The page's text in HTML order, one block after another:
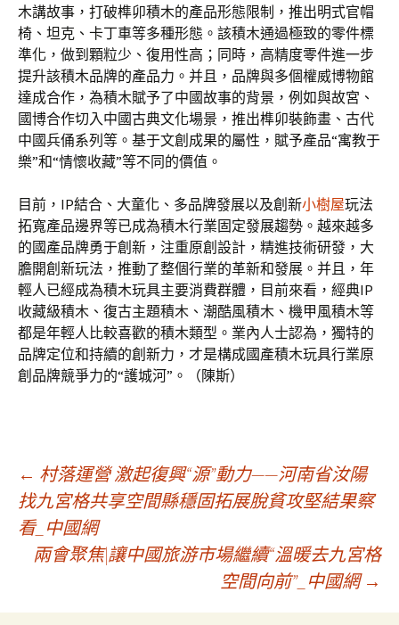
木講故事，打破榫卯積木的產品形態限制，推出明式官帽
椅、坦克、卡丁車等多種形態。該積木通過極致的零件標
準化，做到顆粒少、復用性高；同時，高精度零件進一步
提升該積木品牌的產品力。并且，品牌與多個權威博物館
達成合作，為積木賦予了中國故事的背景，例如與故宮、
國博合作切入中國古典文化場景，推出榫卯裝飾畫、古代
中國兵俑系列等。基于文創成果的屬性，賦予產品“寓教于
樂”和“情懷收藏”等不同的價值。
目前，IP結合、大童化、多品牌發展以及創新小樹屋玩法
拓寬產品邊界等已成為積木行業固定發展趨勢。越來越多
的國產品牌勇于創新，注重原創設計，精進技術研發，大
膽開創新玩法，推動了整個行業的革新和發展。并且，年
輕人已經成為積木玩具主要消費群體，目前來看，經典IP
收藏級積木、復古主題積木、潮酷風積木、機甲風積木等
都是年輕人比較喜歡的積木類型。業內人士認為，獨特的
品牌定位和持續的創新力，才是構成國產積木玩具行業原
創品牌競爭力的“護城河”。（陳斯）
文
章
導
← 村落運營 激起復興“源”動力——河南省汝陽
找九宮格共享空間縣穩固拓展脫貧攻堅結果察
看_中國網
兩會聚焦|讓中國旅游市場繼續“溫暖去九宮格
空間向前”_中國網 →